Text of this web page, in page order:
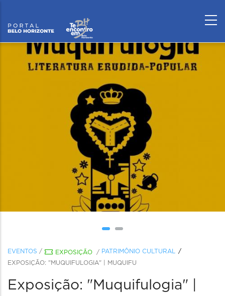
EVENTOS / EXPOSIÇÃO / PATRIMÔNIO CULTURAL
EXPOSIÇÃO: "MUQUIFULOGIA" | MUQUIFU
Exposição: "Muquifulogia" |